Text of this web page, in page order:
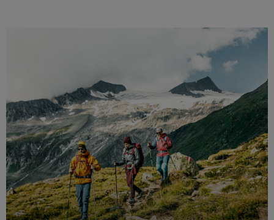
Klettertreff indoor
München
15.-16.08.26
Hohes Licht 2651 m, Rappenseekopf 2468 m